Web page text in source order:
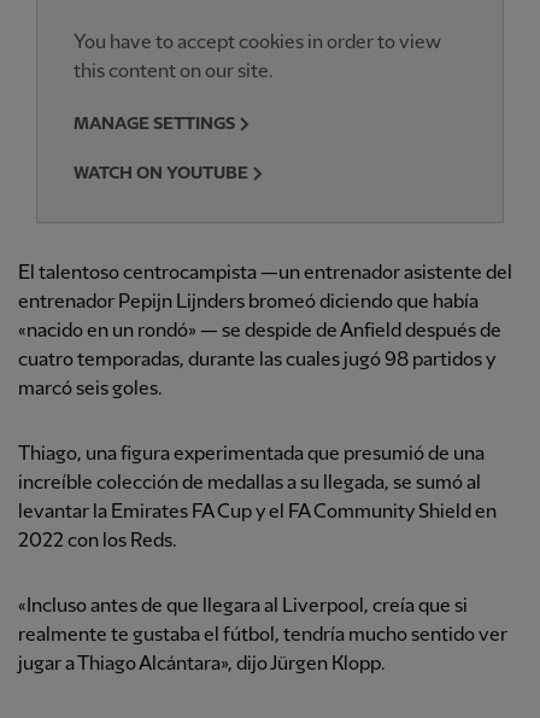
You have to accept cookies in order to view
this content on our site.
MANAGE SETTINGS
WATCH ON YOUTUBE
El talentoso centrocampista —un entrenador asistente del
entrenador Pepijn Lijnders bromeó diciendo que había
«nacido en un rondó» — se despide de Anfield después de
cuatro temporadas, durante las cuales jugó 98 partidos y
marcó seis goles.
Thiago, una figura experimentada que presumió de una
increíble colección de medallas a su llegada, se sumó al
levantar la Emirates FA Cup y el FA Community Shield en
2022 con los Reds.
«Incluso antes de que llegara al Liverpool, creía que si
realmente te gustaba el fútbol, tendría mucho sentido ver
jugar a Thiago Alcántara», dijo Jürgen Klopp.